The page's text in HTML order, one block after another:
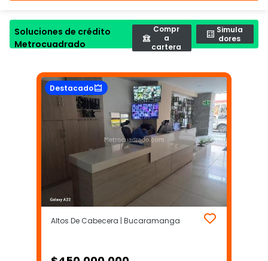
Soluciones de crédito
Metrocuadrado
Compr
a
cartera
Simula
dores
Destacado
Altos De Cabecera | Bucaramanga